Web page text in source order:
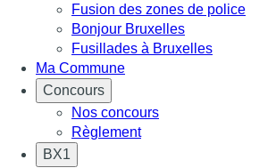
Fusion des zones de police
Bonjour Bruxelles
Fusillades à Bruxelles
Ma Commune
Concours
Nos concours
Règlement
BX1